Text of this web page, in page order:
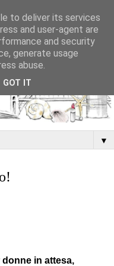
▼
in attesa,
to deliver its services
and user-agent are
and security
generate usage
abuse.
GOT IT